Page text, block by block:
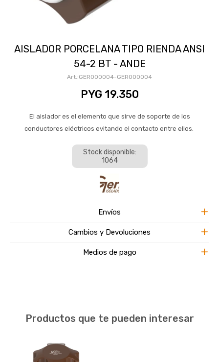
AISLADOR PORCELANA TIPO RIENDA ANSI
54-2 BT - ANDE
GER000004-GER000004
PYG 19.350
El aislador es el elemento que sirve de soporte de los
conductores eléctricos evitando el contacto entre ellos.
Stock disponible:
1064
Envíos
Cambios y Devoluciones
Medios de pago
Productos que te pueden interesar